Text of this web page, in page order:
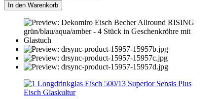
In den Warenkorb
Eisch Glaskultur